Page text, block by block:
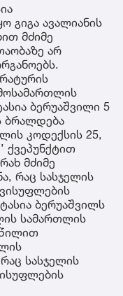
გიგა ავალიანის
მძიმე
არ
ბერუაშვილი 5
ბრალდება
კოდექსის 25,
ქვეპუნქტით
მძიმე
რაც სასჯელის
ბერუაშვილს
სამართლის
სასჯელის